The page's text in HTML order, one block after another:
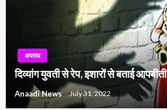
अपराध
दिव्यांग युवती से रेप, इशारों से बताई आपबीती
Anaadi News July 31, 2022